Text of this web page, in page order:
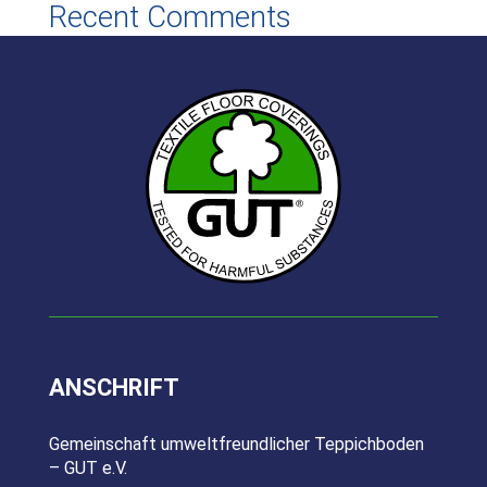
Recent Comments
ANSCHRIFT
Gemeinschaft umweltfreundlicher Teppichboden
– GUT e.V.